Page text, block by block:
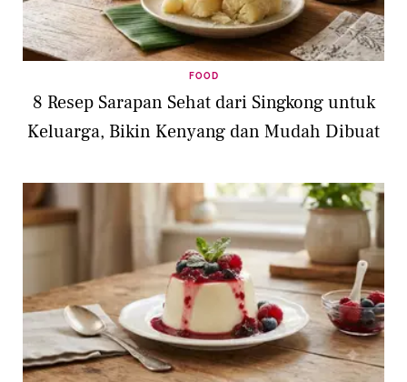
FOOD
8 Resep Sarapan Sehat dari Singkong untuk
Keluarga, Bikin Kenyang dan Mudah Dibuat